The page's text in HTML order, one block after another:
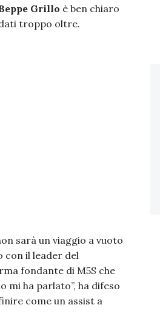
Grillo è ben chiaro
troppo oltre.
sarà un viaggio a vuoto
con il leader del
fondante di M5S che
mi ha parlato”, ha difeso
come un assist a